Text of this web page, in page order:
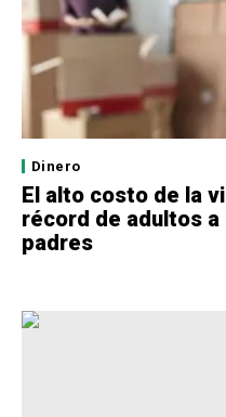
Dinero
El alto costo de la
récord de adultos a
padres